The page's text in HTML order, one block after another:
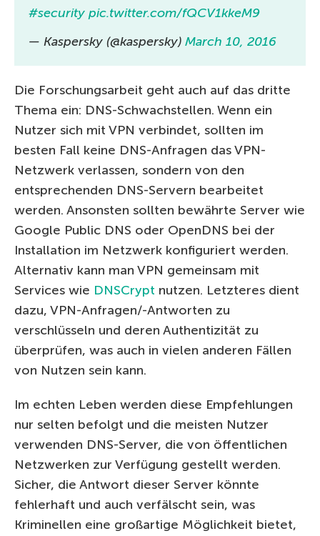
#security pic.twitter.com/fQCV1kkeM9
— Kaspersky (@kaspersky) March 10, 2016
Die Forschungsarbeit geht auch auf das dritte
Thema ein: DNS-Schwachstellen. Wenn ein
Nutzer sich mit VPN verbindet, sollten im
besten Fall keine DNS-Anfragen das VPN-
Netzwerk verlassen, sondern von den
entsprechenden DNS-Servern bearbeitet
werden. Ansonsten sollten bewährte Server wie
Google Public DNS oder OpenDNS bei der
Installation im Netzwerk konfiguriert werden.
Alternativ kann man VPN gemeinsam mit
Services wie DNSCrypt nutzen. Letzteres dient
dazu, VPN-Anfragen/-Antworten zu
verschlüsseln und deren Authentizität zu
überprüfen, was auch in vielen anderen Fällen
von Nutzen sein kann.
Im echten Leben werden diese Empfehlungen
nur selten befolgt und die meisten Nutzer
verwenden DNS-Server, die von öffentlichen
Netzwerken zur Verfügung gestellt werden.
Sicher, die Antwort dieser Server könnte
fehlerhaft und auch verfälscht sein, was
Kriminellen eine großartige Möglichkeit bietet,